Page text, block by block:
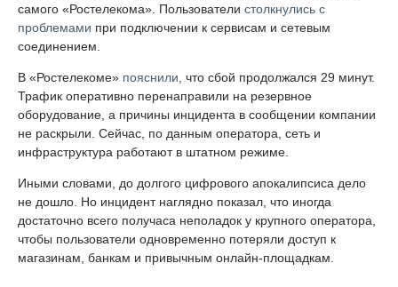
самого «Ростелекома». Пользователи столкнулись с
проблемами при подключении к сервисам и сетевым
соединением.
В «Ростелекоме» пояснили , что сбой продолжался 29 минут.
Трафик оперативно перенаправили на резервное
оборудование, а причины инцидента в сообщении компании
не раскрыли. Сейчас, по данным оператора, сеть и
инфраструктура работают в штатном режиме.
Иными словами, до долгого цифрового апокалипсиса дело
не дошло. Но инцидент наглядно показал, что иногда
достаточно всего получаса неполадок у крупного оператора,
чтобы пользователи одновременно потеряли доступ к
магазинам, банкам и привычным онлайн-площадкам.